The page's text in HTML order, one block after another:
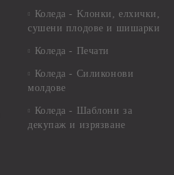
Коледа - Kлонки, елхички,
сушени плодове и шишарки
Коледа - Печати
Коледа - Силиконови
молдове
Коледа - Шаблони за
декупаж и изрязване